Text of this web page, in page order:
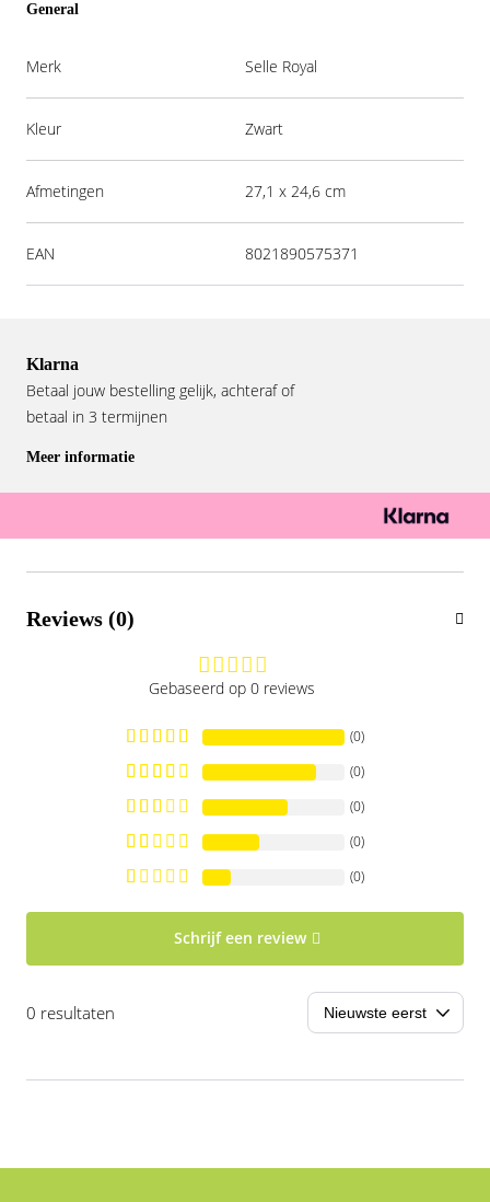
General
Merk Selle Royal
Kleur Zwart
Afmetingen 27,1 x 24,6 cm
EAN 8021890575371
Klarna
Betaal jouw bestelling gelijk, achteraf of
betaal in 3 termijnen
Meer informatie
Reviews (0)
Gebaseerd op 0 reviews
(0)
(0)
(0)
(0)
(0)
Schrijf een review
0 resultaten